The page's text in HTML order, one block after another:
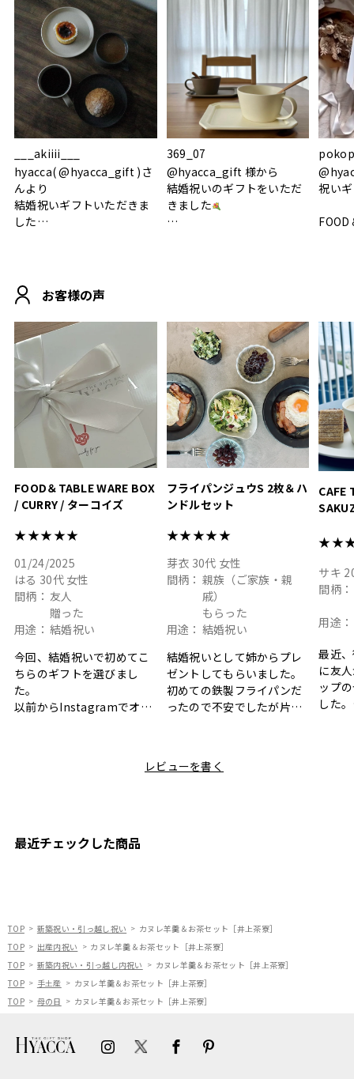
___akiiii___
hyacca( @hyacca_gift )さ
んより
結婚祝いギフトいただきま
した
おうちカフェもお洒落にな
って嬉しい𖠚 ⡱
.
#hyacca #結婚祝い
369_07
@hyacca_gift 様から
結婚祝いのギフトをいただ
きました
素敵なギフトを
ありがとうございました
#hyacca #結婚祝い
#お祝い #プレゼント
祝い
FOOD
真っ
いい
#結婚
淡色
結婚
色イ
お客様の声
FOOD＆TABLE WARE BOX
/ CURRY / ターコイズ
★★★★★
01/24/2025
はる 30代 女性
間柄： 友人
贈った
用途： 結婚祝い
今回、結婚祝いで初めてこ
ちらのギフトを選びまし
た。
以前からInstagramでオシ
と大好きなカレーのセット
ちらも大変気に入ったと写
ました。
また、こちら不注意でメー
ルアドレスを誤って入力し
登録してログインできなく
困った際にも、迅速に回答
た。
ありがとうございます。
フライパンジュウS 2枚＆ハ
ンドルセット
★★★★★
芽衣 30代 女性
間柄： 親族（ご家族・親
戚）
もらった
用途： 結婚祝い
結婚祝いとして姉からプレ
ゼントしてもらいました。
初めての鉄製フライパンだ
ったので不安でしたが片手
利です。洗い物も減って一
CAFE
サキ
間柄：
用途：
最近
に友
ップ
した。
レビューを書く
最近チェックした商品
TOP 新築祝い・引っ越し祝い
カヌレ羊羹＆お茶セット［井上茶寮］
TOP
出産内祝い
カヌレ羊羹＆お茶セット［井上茶寮］
TOP
新築内祝い・引っ越し内祝い
カヌレ羊羹＆お茶セット［井上茶寮］
TOP
手土産
カヌレ羊羹＆お茶セット［井上茶寮］
TOP
母の日 カヌレ羊羹＆お茶セット［井上茶寮］